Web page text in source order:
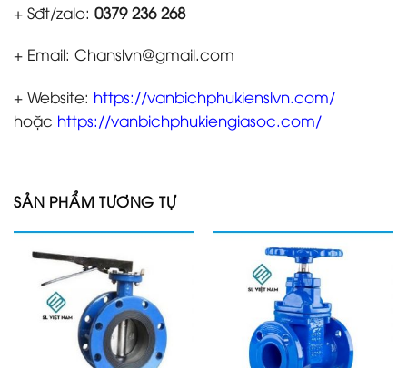
+ Sđt/zalo: 0379 236 268
+ Email: Chanslvn@gmail.com
+ Website: https://vanbichphukienslvn.com/
hoặc https://vanbichphukiengiasoc.com/
SẢN PHẨM TƯƠNG TỰ